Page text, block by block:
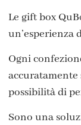
Le gift box
un’esperienza
Ogni
accuratamente
possibilità di
Sono una